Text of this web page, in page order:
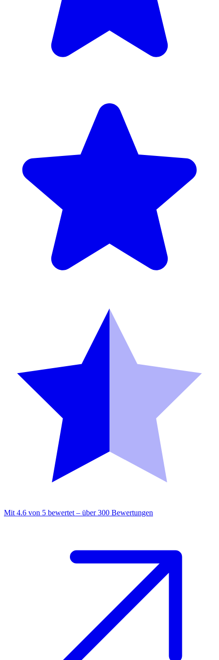
Mit 4.6 von 5 bewertet – über 300 Bewertungen